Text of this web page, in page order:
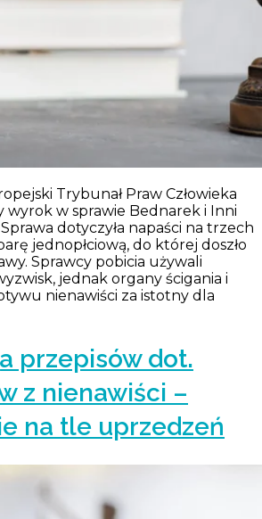
Trybunał Praw Człowieka
wyrok w sprawie Bednarek i Inni
dotyczyła napaści na trzech
jednopłciową, do której doszło
Sprawcy pobicia używali
jednak organy ścigania i
nienawiści za istotny dla
przepisów dot.
z nienawiści –
na tle uprzedzeń